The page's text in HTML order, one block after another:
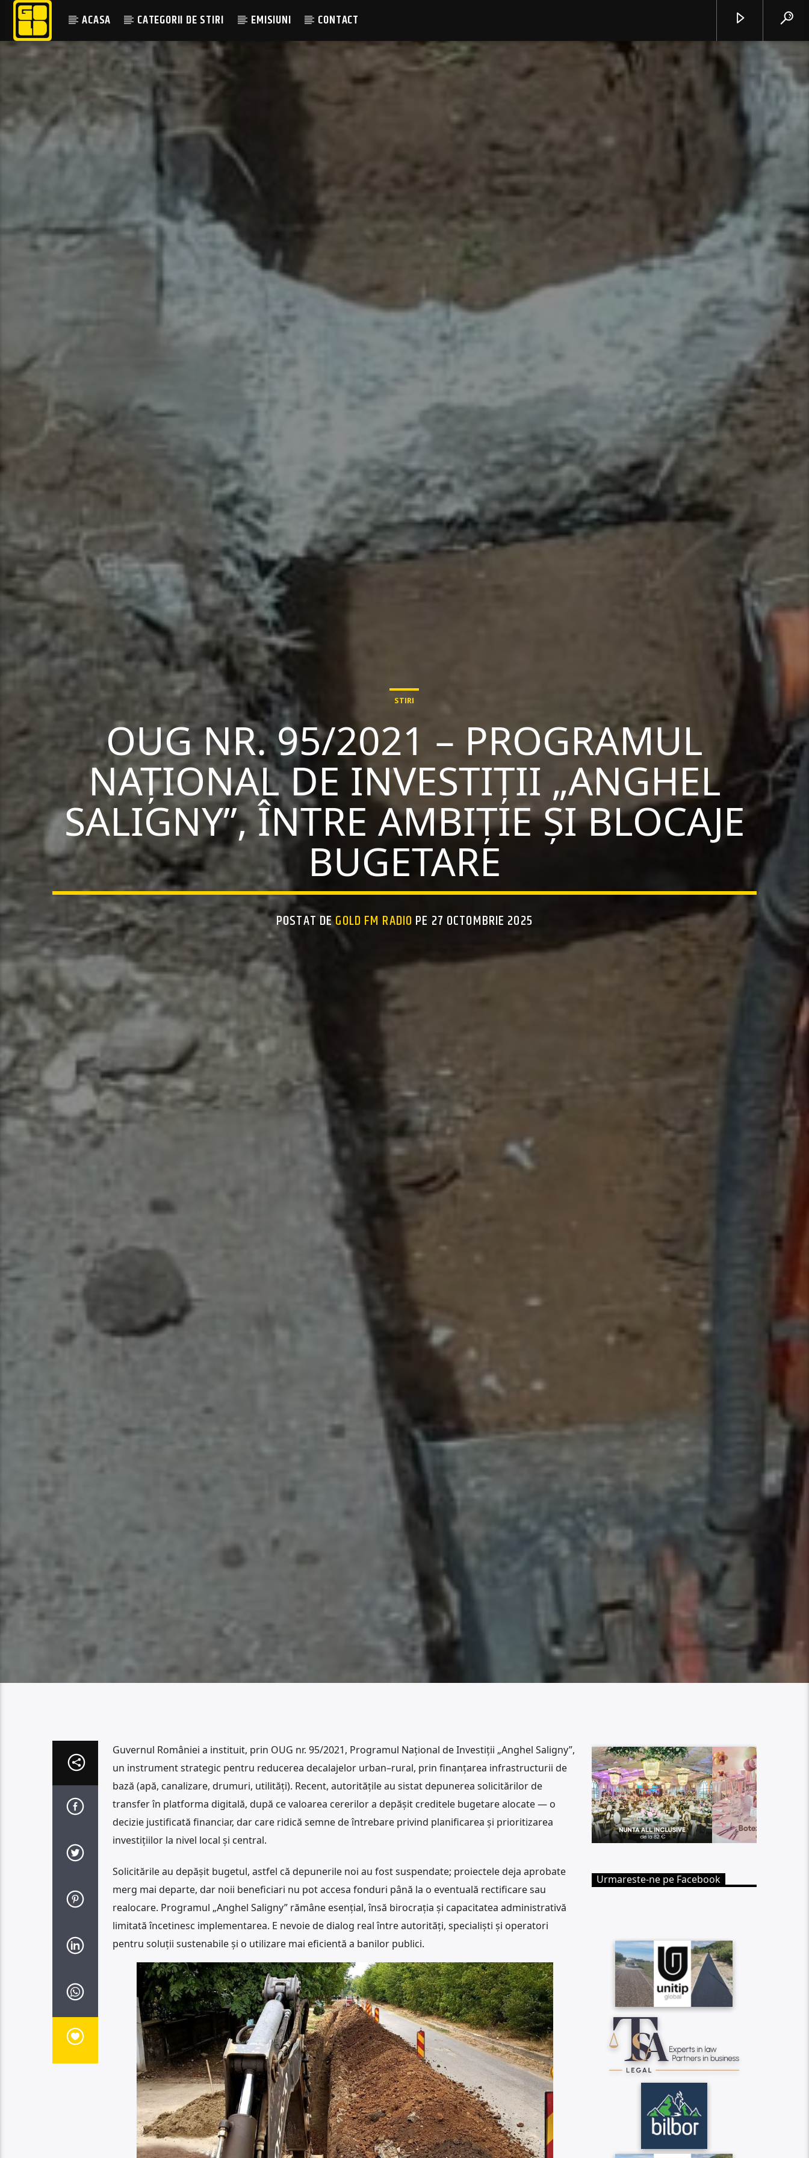
ACASA CATEGORII DE STIRI EMISIUNI CONTACT
STIRI
OUG NR. 95/2021 – PROGRAMUL
NAȚIONAL DE INVESTIȚII „ANGHEL
SALIGNY”, ÎNTRE AMBIȚIE ȘI BLOCAJE
BUGETARE
POSTAT DEGOLD FM RADIO PE 27 OCTOMBRIE 2025
Guvernul României a instituit, prin OUG nr. 95/2021, Programul Național de Investiții „Anghel Saligny”,
un instrument strategic pentru reducerea decalajelor urban–rural, prin finanțarea infrastructurii de
bază (apă, canalizare, drumuri, utilități). Recent, autoritățile au sistat depunerea solicitărilor de
transfer în platforma digitală, după ce valoarea cererilor a depășit creditele bugetare alocate — o
decizie justificată financiar, dar care ridică semne de întrebare privind planificarea și prioritizarea
investițiilor la nivel local și central.
Solicitările au depășit bugetul, astfel că depunerile noi au fost suspendate; proiectele deja aprobate
merg mai departe, dar noii beneficiari nu pot accesa fonduri până la o eventuală rectificare sau
realocare. Programul „Anghel Saligny” rămâne esențial, însă birocrația și capacitatea administrativă
limitată încetinesc implementarea. E nevoie de dialog real între autorități, specialiști și operatori
pentru soluții sustenabile și o utilizare mai eficientă a banilor publici.
Urmareste-ne pe Facebook